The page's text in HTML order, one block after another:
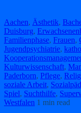
Aachen, Ästhetik,
Duisburg,
Familienphase, Frauen,
Jugendpsychiatrie,
Kulturwissenschaft,
Paderborn, Pflege,
soziale Arbeit,
Spiel, Suchthilfe,
Westfalen 1 min read